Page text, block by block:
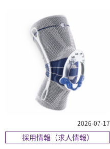
2026-07-17
採用情報（求人情報）